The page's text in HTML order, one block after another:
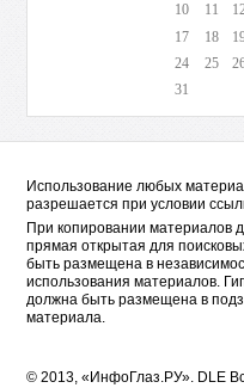
10
11
17
18
24
25
31
Использование любых
разрешается при условии
При копировании материалов
прямая открытая для
быть размещена в
использования материалов.
должна быть размещена в
материала.
© 2013, «ИнфоГлаз.РУ». DLE